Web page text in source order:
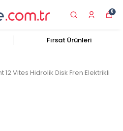
0
Fırsat Ürünleri
12 Vites Hidrolik Disk Fren Elektrikli